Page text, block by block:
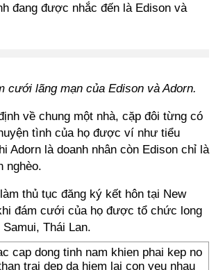
đang được nhắc đến là Edison và
cưới lãng mạn của Edison và Adorn.
về chung một nhà, cặp đôi từng có
tình của họ được ví như tiểu
Adorn là doanh nhân còn Edison chỉ là
nghèo.
thủ tục đăng ký kết hôn tại New
đám cưới của họ được tổ chức long
Thái Lan.